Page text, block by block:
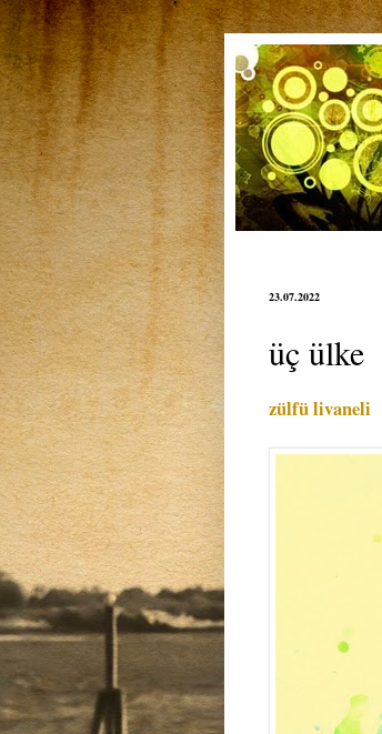
23.07.2022
üç ülke
zülfü livaneli